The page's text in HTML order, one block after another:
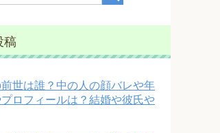
稿
世は誰？中の人の顔バレや年
ロフィールは？結婚や彼氏や